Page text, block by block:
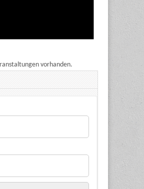
vorhanden.